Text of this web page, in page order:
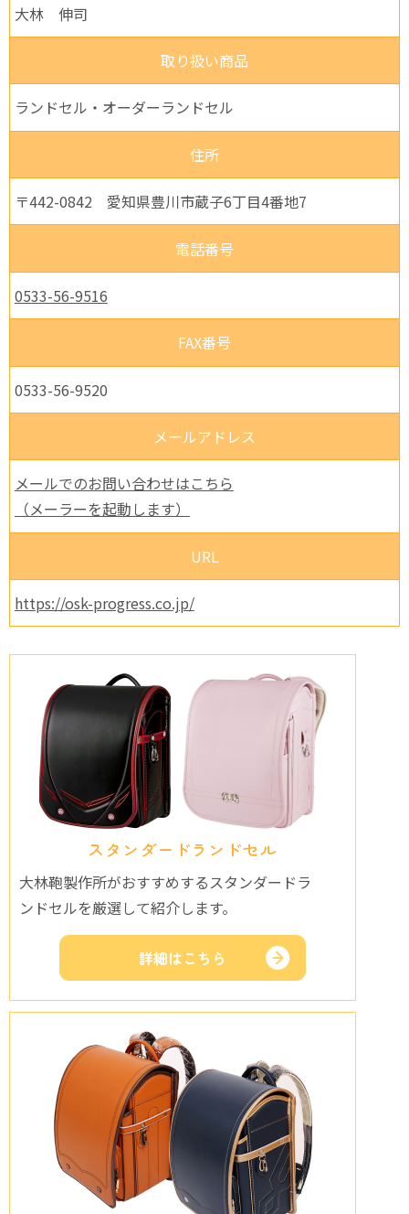
大林 伸司
取り扱い商品
ランドセル・オーダーランドセル
住所
〒442-0842 愛知県豊川市蔵子6丁目4番地7
電話番号
0533-56-9516
FAX番号
0533-56-9520
メールアドレス
メールでのお問い合わせはこちら
（メーラーを起動します）
URL
https://osk-progress.co.jp/
スタンダードランドセル
大林鞄製作所がおすすめするスタンダードラ
ンドセルを厳選して紹介します。
詳細はこちら